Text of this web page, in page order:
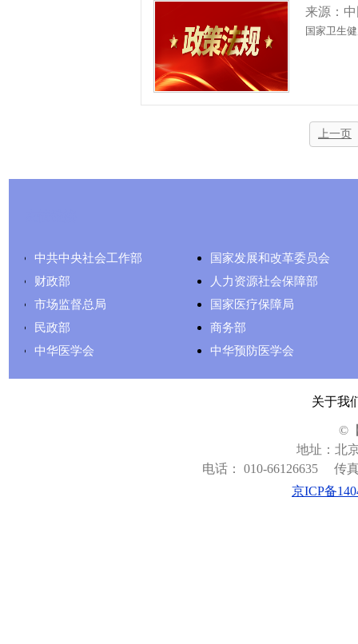
来源：
国家卫生
上一页
中共中央社会工作部
国家发展和改革委员会
财政部
人力资源社会保障部
市场监督总局
国家医疗保障局
民政部
商务部
中华医学会
中华预防医学会
关于我
©
地址：北
电话： 010-66126635
传
京ICP备